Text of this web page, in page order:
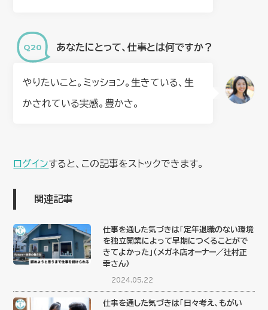
あなたにとって、仕事とは何ですか？
やりたいこと。ミッション。生きている、生
かされている実感。豊かさ。
ログインすると、この記事をストックできます。
関連記事
仕事を通した気づきは「定年退職のない環境
を独立開業によって早期につくることがで
きてよかった」（メガネ店オーナー／辻村正
幸さん）
2024.05.22
仕事を通した気づきは「日々考え、もがい